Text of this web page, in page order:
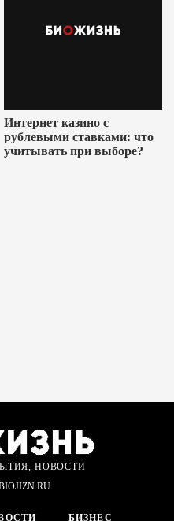
Интернет казино с
рублевыми ставками: что
учитывать при выборе?
НОВОСТИ
БИЗНЕС